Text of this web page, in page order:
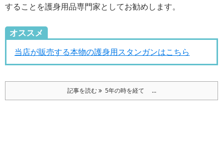
することを護身用品専門家としてお勧めします。
オススメ
当店が販売する本物の護身用スタンガンはこちら
記事を読む 5年の時を経て ...